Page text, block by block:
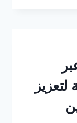
لتعزيز